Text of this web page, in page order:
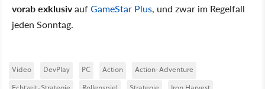
vorab exklusivaufGameStar Plus, und zwar im Regelfall
jeden Sonntag.
Video DevPlay PC Action
Action-Adventure